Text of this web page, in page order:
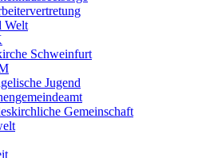
Welt
Schweinfurt
Jugend
Gemeinschaft